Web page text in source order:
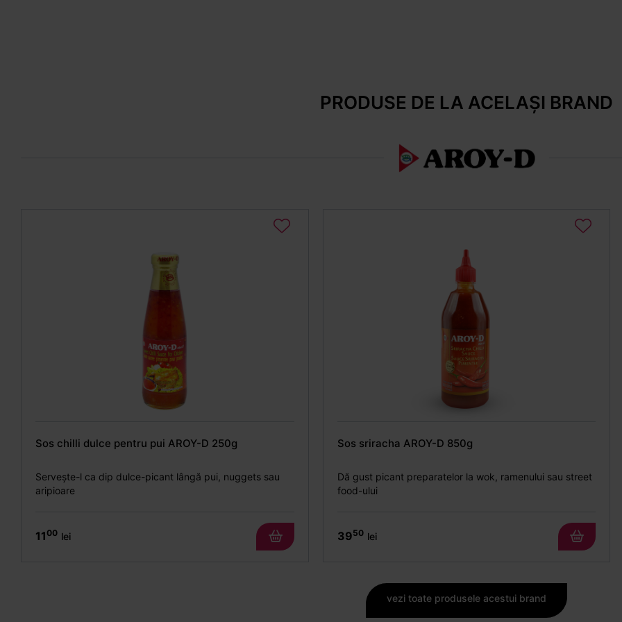
PRODUSE DE LA ACELAȘI BRAND
Sos chilli dulce pentru pui AROY-D 250g
Servește-l ca dip dulce-picant lângă pui, nuggets sau
aripioare
1100 lei
Sos sriracha AROY-D 850g
Dă gust picant preparatelor la wok, ramenului sau street
food-ului
3950 lei
vezi toate produsele acestui brand